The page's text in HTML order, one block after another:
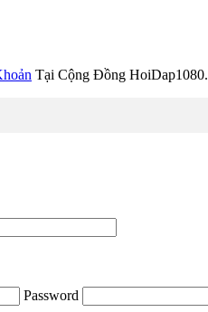
Tại Cộng Đồng HoiDap1080.
Password